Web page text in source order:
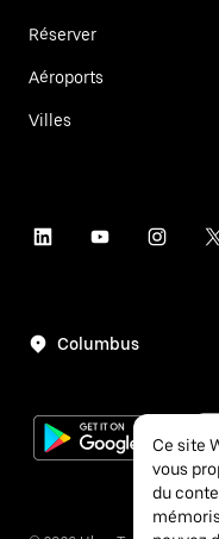
Réserver
Aéroports
Villes
Columbus
Ce site
vous
du